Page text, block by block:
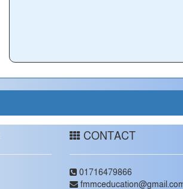
CONTACT
01716479866